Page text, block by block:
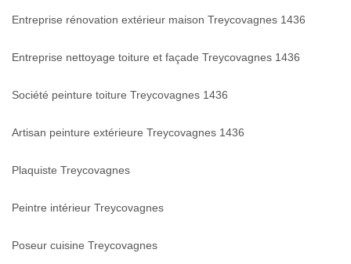
Entreprise rénovation extérieur maison Treycovagnes 1436
Entreprise nettoyage toiture et façade Treycovagnes 1436
Société peinture toiture Treycovagnes 1436
Artisan peinture extérieure Treycovagnes 1436
Plaquiste Treycovagnes
Peintre intérieur Treycovagnes
Poseur cuisine Treycovagnes